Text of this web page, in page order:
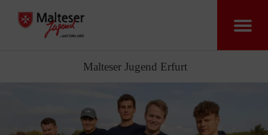
Malteser Jugend Erfurt